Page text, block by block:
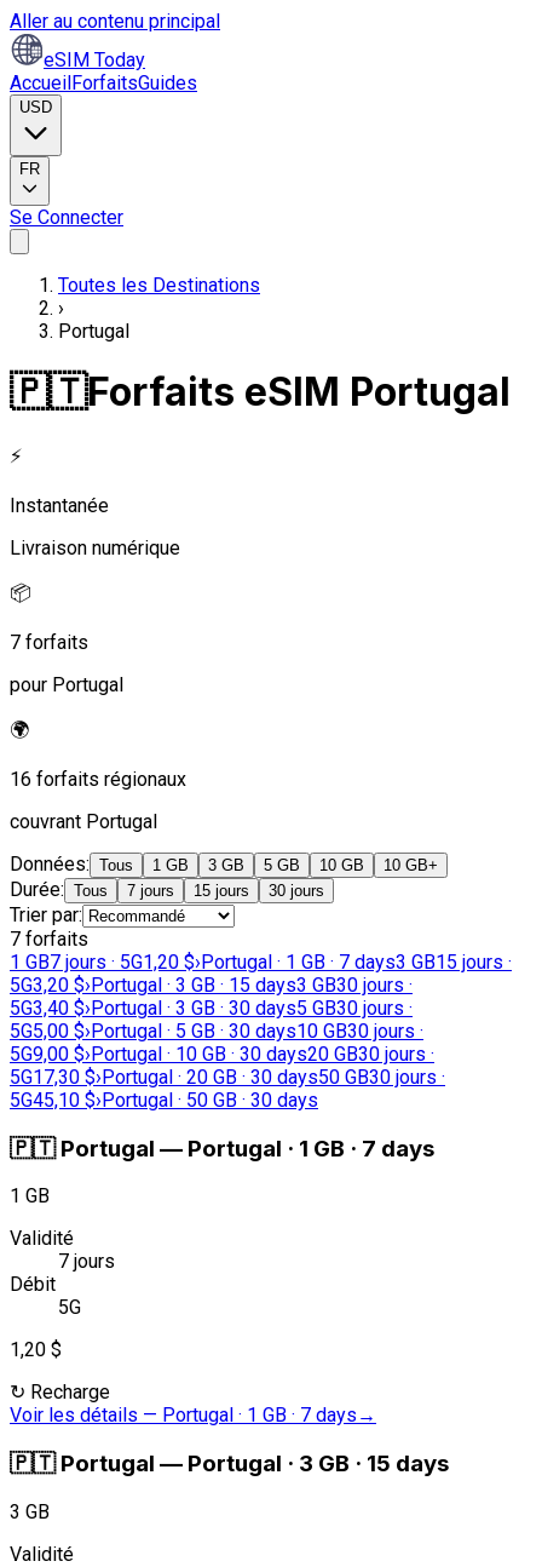
Aller au contenu principal
eSIM Today
AccueilForfaitsGuides
USD
FR
Se Connecter
Toutes les Destinations
›
Portugal
🇵🇹Forfaits eSIM Portugal
⚡
Instantanée
Livraison numérique
📦
7 forfaits
pour Portugal
🌍
16 forfaits régionaux
couvrant Portugal
Données: Tous 1 GB 3 GB 5 GB 10 GB 10 GB+
Durée: Tous 7 jours 15 jours 30 jours
Trier par:
7 forfaits
1 GB7 jours · 5G1,20 $›Portugal · 1 GB · 7 days3 GB15 jours ·
5G3,20 $›Portugal · 3 GB · 15 days3 GB30 jours ·
5G3,40 $›Portugal · 3 GB · 30 days5 GB30 jours ·
5G5,00 $›Portugal · 5 GB · 30 days10 GB30 jours ·
5G9,00 $›Portugal · 10 GB · 30 days20 GB30 jours ·
5G17,30 $›Portugal · 20 GB · 30 days50 GB30 jours ·
5G45,10 $›Portugal · 50 GB · 30 days
🇵🇹 Portugal — Portugal · 1 GB · 7 days
1 GB
Validité
7 jours
Débit
5G
1,20 $
↻ Recharge
Voir les détails — Portugal · 1 GB · 7 days →
🇵🇹 Portugal — Portugal · 3 GB · 15 days
3 GB
Validité